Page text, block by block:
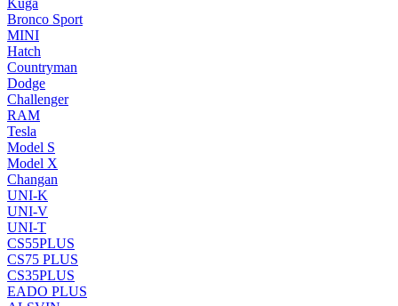
Kuga
Bronco Sport
MINI
Hatch
Countryman
Dodge
Challenger
RAM
Tesla
Model S
Model X
Changan
UNI-K
UNI-V
UNI-T
CS55PLUS
CS75 PLUS
CS35PLUS
EADO PLUS